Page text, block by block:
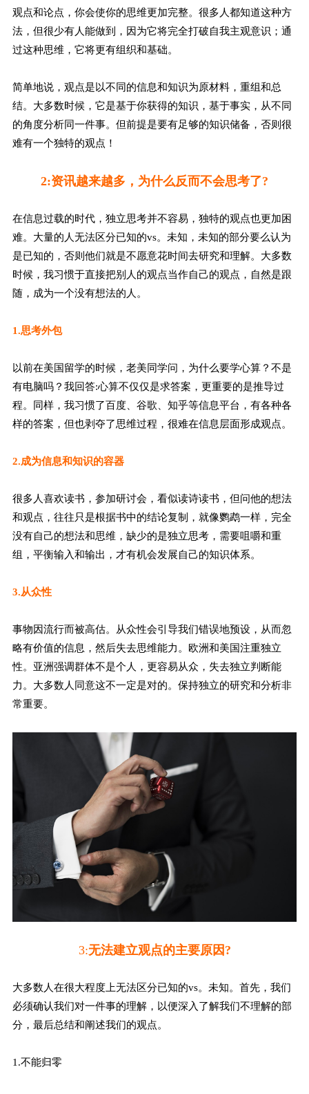
观点和论点，你会使你的思维更加完整。很多人都知道这种方
法，但很少有人能做到，因为它将完全打破自我主观意识；通
过这种思维，它将更有组织和基础。
简单地说，观点是以不同的信息和知识为原材料，重组和总
结。大多数时候，它是基于你获得的知识，基于事实，从不同
的角度分析同一件事。但前提是要有足够的知识储备，否则很
难有一个独特的观点！
2:资讯越来越多，为什么反而不会思考了?
在信息过载的时代，独立思考并不容易，独特的观点也更加困
难。大量的人无法区分已知的vs。未知，未知的部分要么认为
是已知的，否则他们就是不愿意花时间去研究和理解。大多数
时候，我习惯于直接把别人的观点当作自己的观点，自然是跟
随，成为一个没有想法的人。
1.思考外包
以前在美国留学的时候，老美同学问，为什么要学心算？不是
有电脑吗？我回答:心算不仅仅是求答案，更重要的是推导过
程。同样，我习惯了百度、谷歌、知乎等信息平台，有各种各
样的答案，但也剥夺了思维过程，很难在信息层面形成观点。
2.成为信息和知识的容器
很多人喜欢读书，参加研讨会，看似读诗读书，但问他的想法
和观点，往往只是根据书中的结论复制，就像鹦鹉一样，完全
没有自己的想法和思维，缺少的是独立思考，需要咀嚼和重
组，平衡输入和输出，才有机会发展自己的知识体系。
3.从众性
事物因流行而被高估。从众性会引导我们错误地预设，从而忽
略有价值的信息，然后失去思维能力。欧洲和美国注重独立
性。亚洲强调群体不是个人，更容易从众，失去独立判断能
力。大多数人同意这不一定是对的。保持独立的研究和分析非
常重要。
3:无法建立观点的主要原因?
大多数人在很大程度上无法区分已知的vs。未知。首先，我们
必须确认我们对一件事的理解，以便深入了解我们不理解的部
分，最后总结和阐述我们的观点。
1.不能归零